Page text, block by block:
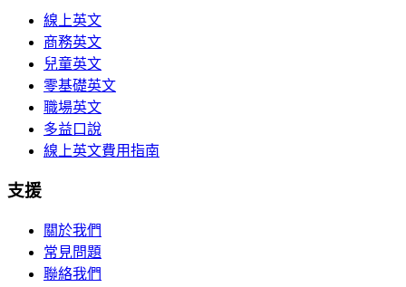
線上英文
商務英文
兒童英文
零基礎英文
職場英文
多益口說
線上英文費用指南
支援
關於我們
常見問題
聯絡我們